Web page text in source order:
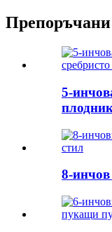
5-
8-инчов